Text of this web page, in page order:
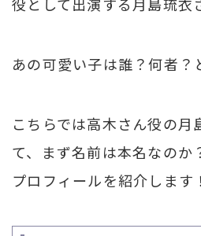
あの可愛い子は誰？何者？
こちらでは高木さん役の月
て、まず名前は本名なのか
プロフィールを紹介します！